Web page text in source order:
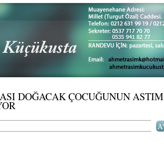
DOĞACAK ÇOCUĞUNUN ASTIM